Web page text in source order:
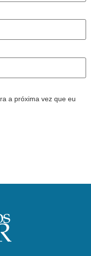
a próxima vez que eu